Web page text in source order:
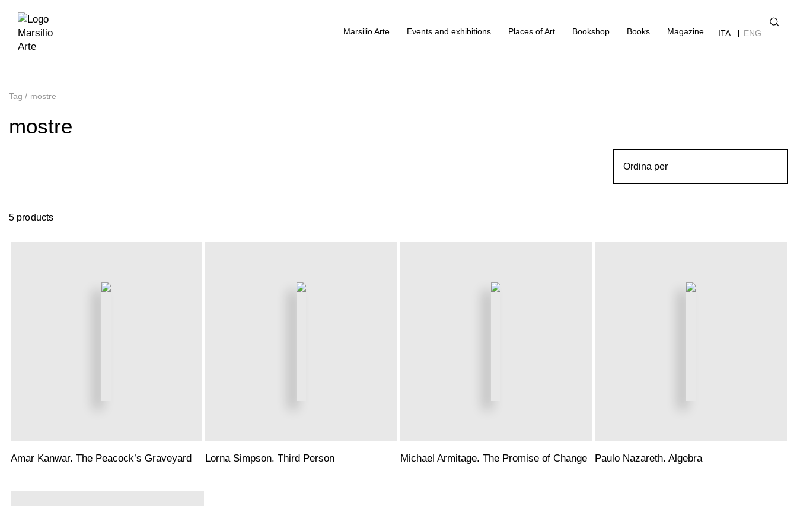
Marsilio Arte Events and exhibitions Places of Art Bookshop Books Magazine ITA ENG
Tag / mostre
mostre
Ordina per
5 products
Amar Kanwar. The Peacock’s Graveyard Lorna Simpson. Third Person Michael Armitage. The Promise of Change Paulo Nazareth. Algebra